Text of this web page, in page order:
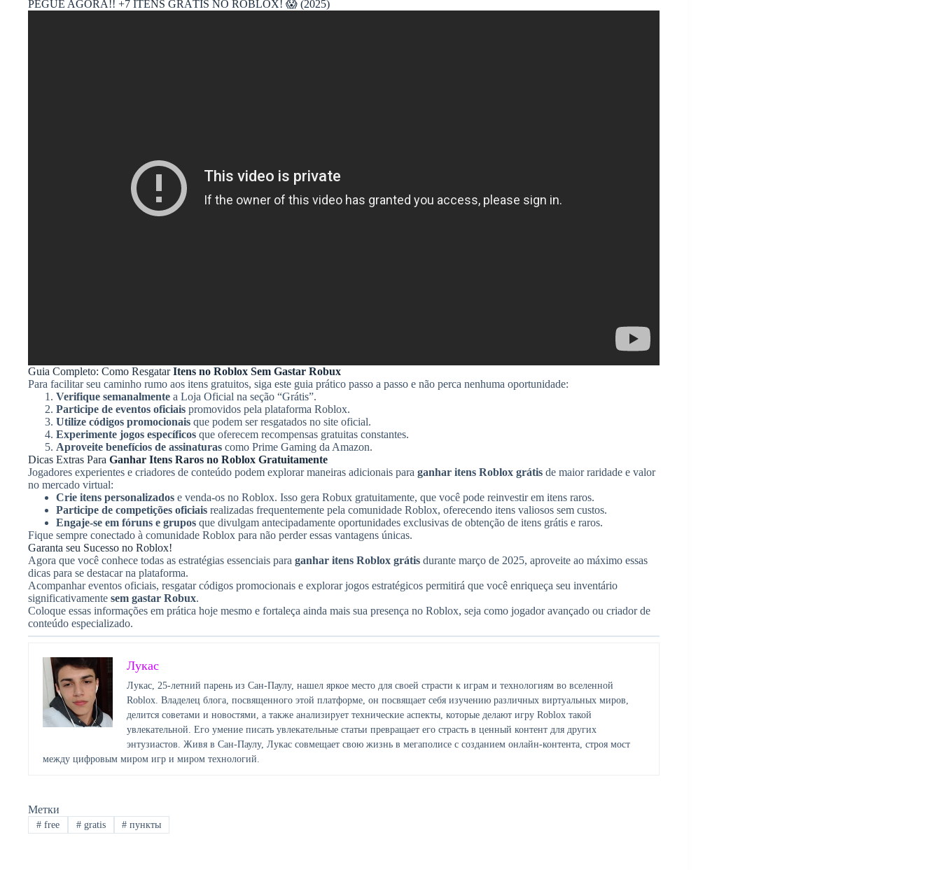
PEGUE AGORA!! +7 ITENS GRÁTIS NO ROBLOX! 😱 (2025)
Guia Completo: Como ResgatarItens no Roblox Sem Gastar Robux
Para facilitar seu caminho rumo aos itens gratuitos, siga este guia prático passo a passo e não perca nenhuma oportunidade:
Verifique semanalmente a Loja Oficial na seção “Grátis”.
Participe de eventos oficiais promovidos pela plataforma Roblox.
Utilize códigos promocionais que podem ser resgatados no site oficial.
Experimente jogos específicos que oferecem recompensas gratuitas constantes.
Aproveite benefícios de assinaturas como Prime Gaming da Amazon.
Dicas Extras Para Ganhar Itens Raros no Roblox Gratuitamente
Jogadores experientes e criadores de conteúdo podem explorar maneiras adicionais para ganhar itens Roblox grátis de maior raridade e valor
no mercado virtual:
Crie itens personalizados e venda-os no Roblox. Isso gera Robux gratuitamente, que você pode reinvestir em itens raros.
Participe de competições oficiais realizadas frequentemente pela comunidade Roblox, oferecendo itens valiosos sem custos.
Engaje-se em fóruns e grupos que divulgam antecipadamente oportunidades exclusivas de obtenção de itens grátis e raros.
Fique sempre conectado à comunidade Roblox para não perder essas vantagens únicas.
Garanta seu Sucesso no Roblox!
Agora que você conhece todas as estratégias essenciais para ganhar itens Roblox grátis durante março de 2025, aproveite ao máximo essas
dicas para se destacar na plataforma.
Acompanhar eventos oficiais, resgatar códigos promocionais e explorar jogos estratégicos permitirá que você enriqueça seu inventário
significativamente sem gastar Robux.
Coloque essas informações em prática hoje mesmo e fortaleça ainda mais sua presença no Roblox, seja como jogador avançado ou criador de
conteúdo especializado.
Лукас
Лукас, 25-летний парень из Сан-Паулу, нашел яркое место для своей страсти к играм и технологиям во вселенной
Roblox. Владелец блога, посвященного этой платформе, он посвящает себя изучению различных виртуальных миров,
делится советами и новостями, а также анализирует технические аспекты, которые делают игру Roblox такой
увлекательной. Его умение писать увлекательные статьи превращает его страсть в ценный контент для других
энтузиастов. Живя в Сан-Паулу, Лукас совмещает свою жизнь в мегаполисе с созданием онлайн-контента, строя мост
между цифровым миром игр и миром технологий.
Метки
#free #gratis # пункты